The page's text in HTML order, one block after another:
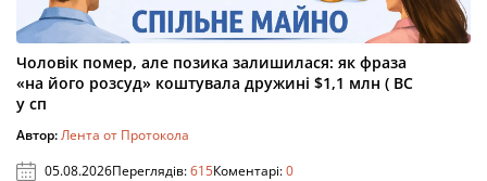
Чоловік помер, але позика залишилася: як фраза
«на його розсуд» коштувала дружині $1,1 млн ( ВС
у сп
Автор:Лента от Протокола
05.08.2026Переглядів:615Коментарі:0